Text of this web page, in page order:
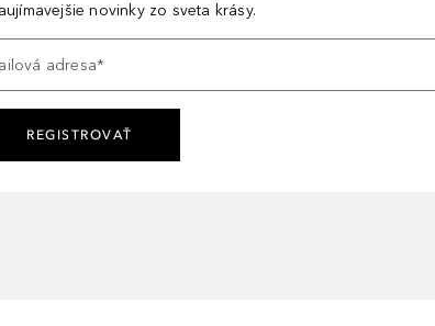
novinky zo sveta krásy.
adresa*
REGISTROVAŤ